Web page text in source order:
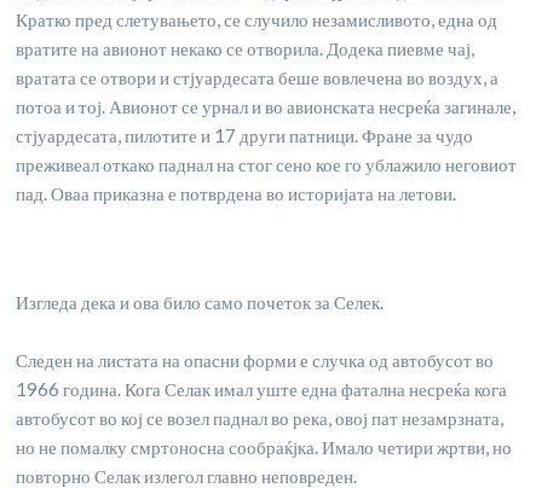
Кратко пред слетувањето, се случило незамисливото, една од
вратите на авионот некако се отворила. Додека пиевме чај,
вратата се отвори и стјуардесата беше вовлечена во воздух, а
потоа и тој. Авионот се урнал и во авионската несреќа загинале,
стјуардесата, пилотите и 17 други патници. Фране за чудо
преживеал откако паднал на стог сено кое го ублажило неговиот
пад. Оваа приказна е потврдена во историјата на летови.
Изгледа дека и ова било само почеток за Селек.
Следен на листата на опасни форми е случка од автобусот во
1966 година. Кога Селак имал уште една фатална несреќа кога
автобусот во кој се возел паднал во река, овој пат незамрзната,
но не помалку смртоносна сообраќјка. Имало четири жртви, но
повторно Селак излегол главно неповреден.